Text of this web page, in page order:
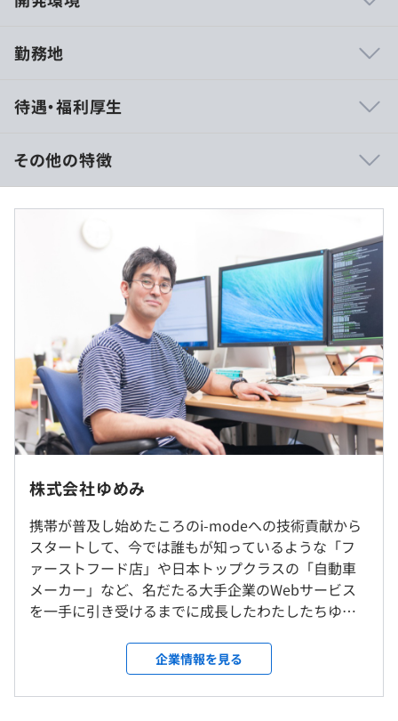
2024年の日本CTO協会の調査で、当社は国内4位のテック
まっています。
特定のプロダクトに依存しない技術が身に付くことも含め
て、転職後のキャリアの選択肢も幅広く、新卒カードをゆ
めみに切る理由にもなっています。
「あれ？やるからには日本一じゃないのか」とツッコミが
ありそうなのですが、上位の顔ぶれを見てください。ゆめ
みの規模・事業性質を考えると実質1位です……と、いう
のは言い訳として。代表は国内1位を目指しています。
【（世界中で） 1億MAUに使われるサービスを提供する
】
からスタートアップまでの内製化支援を事業として行なっ
ています。
特に、多くの人の生活に密着した長く使われるサービスの
実現がゆめみの強みです。
現在は6,000万人の人たちが使う1つ1つの愛されるサービ
スの裏側には、実はゆめみが提供する技術が組み込まれて
勤務地
フルリモートでの勤務となります。
＜雇入時＞
雇入時：東京本社、および自宅
＜変更範囲＞
変更範囲：会社の定める場所（リモートワークを行う場所
を含む）
受動喫煙防止措置に関する事項
待遇・福利厚生
■賃金形態：年俸制／年俸を12分割（固定残業代含む）
■賃金の決定方法：当社規定により決定
■月給内訳
基本給：336,467円～444,434円
固定残業手当：105,200円～138,900円（超過分は別途支
（※想定年収は年収提示額を保証するものではありません）
フレックスタイム制／標準労働時間1日8時間（コアタイ
※一定基準の勤務実績を満たしたメンバーについては、コ
アタイムなしのフルフレックス制となります
休憩時間：休憩60分
平均残業時間：平均4時間／月
その他の特徴
株式会社ゆめみ
携帯が普及し始めたころのi-modeへの技術貢献から
スタートして、今では誰もが知っているような「フ
ァーストフード店」や日本トップクラスの「自動車
メーカー」など、名だたる大手企業のWebサービス
を一手に引き受けるまでに成長したわたしたちゆめ
強味に、日本のWebを牽引するモバイルテクノロジ
ーを世の中に発信してきました。 会員数数百万～数
千万規模のモバイルサイト運用実績を豊富に持って
企業情報を見る